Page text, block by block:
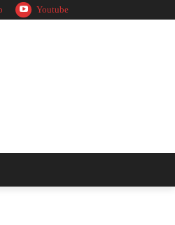
Youtube